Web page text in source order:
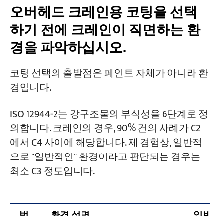
흔히 발생하는 코팅 결함 - 한눈에 파악하기
우리가 한 일
일반적인 실내용 오버헤드 크레인의 기본
코팅은 무엇입니까?
주변 환경에 상관없이 가장 두꺼운 시스템
을 사용해도 될까요?
용융 아연 도금과 페인트 코팅 중 어느 것이
더 나을까요?
제조업체가 제시한 코팅 시스템이 신뢰할
코팅 처리 후 몇 년 동안 녹이 슬지 않는다는
오버헤드 크레인용 코팅을 선택
하기 전에 크레인이 직면하는 환
경을 파악하십시오.
코팅 선택의 출발점은 페인트 자체가 아니라 환
경입니다.
ISO 12944-2는 강구조물의 부식성을 6단계로 정
의합니다. 크레인의 경우, 90% 건의 사례가 C2
에서 C4 사이에 해당합니다. 제 경험상, 일반적
으로 "일반적인" 환경이라고 판단되는 경우는
최소 C3 정도입니다.